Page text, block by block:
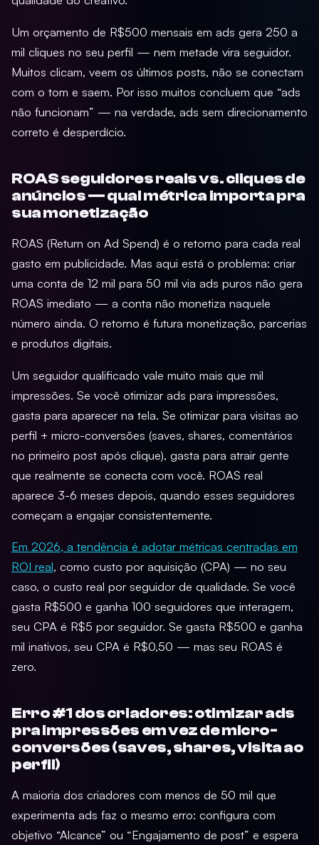
Um orçamento de R$500 mensais em ads gera 250 a
mil cliques no seu perfil — nem metade vira seguidor.
Muitos clicam, veem os últimos posts, não se conectam
com o tom e saem. Por isso muitos concluem que “ads
não funcionam” — na verdade, ads sem direcionamento
correto é desperdício.
ROAS seguidores reais vs. cliques de
anúncios — qual métrica importa pra
sua monetização
ROAS (Return on Ad Spend) é o retorno para cada real
gasto em publicidade. Mas aqui está o problema: criar
uma conta de 12 mil para 50 mil via ads puros não gera
ROAS imediato — a conta não monetiza naquele
número ainda. O retorno é futura monetização, parcerias
e produtos digitais.
Um seguidor qualificado vale muito mais que mil
impressões. Se você otimizar ads para impressões,
gasta para aparecer na tela. Se otimizar para visitas ao
perfil + micro-conversões (saves, shares, comentários
no primeiro post após clique), gasta para atrair gente
que realmente se conecta com você. ROAS real
aparece 3-6 meses depois, quando esses seguidores
começam a engajar consistentemente.
Em 2026, a tendência é adotar métricas centradas em
ROI real, como custo por aquisição (CPA) — no seu
caso, o custo real por seguidor de qualidade. Se você
gasta R$500 e ganha 100 seguidores que interagem,
seu CPA é R$5 por seguidor. Se gasta R$500 e ganha
mil inativos, seu CPA é R$0,50 — mas seu ROAS é
zero.
Erro #1 dos criadores: otimizar ads
pra impressões em vez de micro-
conversões (saves, shares, visita ao
perfil)
A maioria dos criadores com menos de 50 mil que
experimenta ads faz o mesmo erro: configura com
objetivo “Alcance” ou “Engajamento de post” e espera